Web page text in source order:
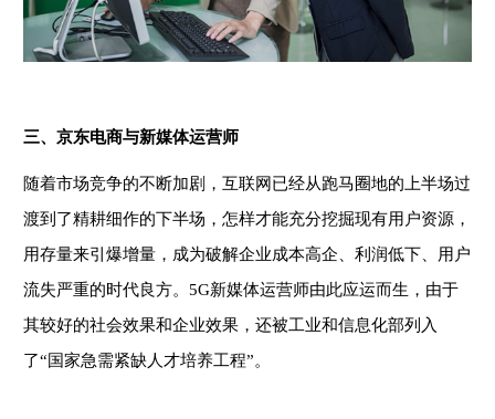
三、京东电商与新媒体运营师
随着市场竞争的不断加剧，互联网已经从跑马圈地的上半场过
渡到了精耕细作的下半场，怎样才能充分挖掘现有用户资源，
用存量来引爆增量，成为破解企业成本高企、利润低下、用户
流失严重的时代良方。5G新媒体运营师由此应运而生，由于
其较好的社会效果和企业效果，还被工业和信息化部列入
了“国家急需紧缺人才培养工程”。